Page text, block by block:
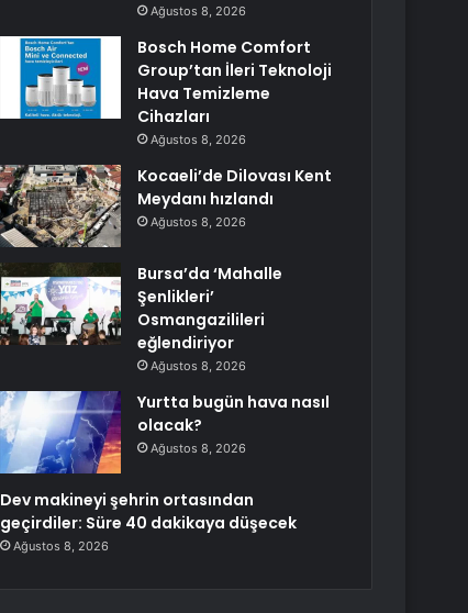
Ağustos 8, 2026
Bosch Home Comfort
Group’tan İleri Teknoloji
Hava Temizleme
Cihazları
Ağustos 8, 2026
Kocaeli’de Dilovası Kent
Meydanı hızlandı
Ağustos 8, 2026
Bursa’da ‘Mahalle
Şenlikleri’
Osmangazilileri
eğlendiriyor
Ağustos 8, 2026
Yurtta bugün hava nasıl
olacak?
Ağustos 8, 2026
Dev makineyi şehrin ortasından
geçirdiler: Süre 40 dakikaya düşecek
Ağustos 8, 2026